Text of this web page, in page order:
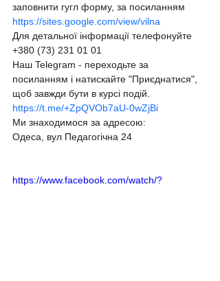
заповнити гугл форму, за посиланням
https://sites.google.com/view/vilna
Для детальної інформації телефонуйте
+380 (73) 231 01 01
Наш Telegram - переходьте за
посиланням і натискайте "Приєднатися",
щоб завжди бути в курсі подій.
https://t.me/+ZpQVOb7aU-0wZjBi
Ми знаходимося за адресою:
Одеса, вул Педагогічна 24
https://www.facebook.com/watch/?